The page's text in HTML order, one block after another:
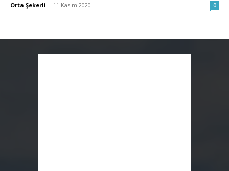
Orta Şekerli - 11 Kasım 2020 0